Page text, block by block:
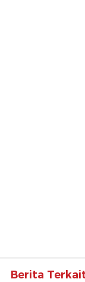
Berita